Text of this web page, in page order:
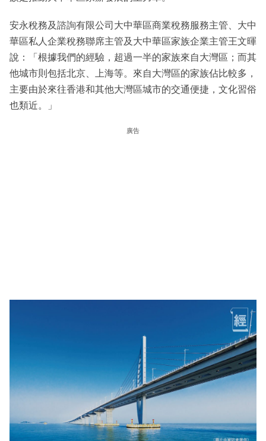
安永稅務及諮詢有限公司大中華區商業稅務服務主管、大中
華區私人企業稅務聯席主管及大中華區家族企業主管王文暉
說：「根據我們的經驗，超過一半的家族來自大灣區；而其
他城市則包括北京、上海等。來自大灣區的家族佔比較多，
主要由於來往香港和其他大灣區城市的交通便捷，文化習俗
也類近。」
廣告